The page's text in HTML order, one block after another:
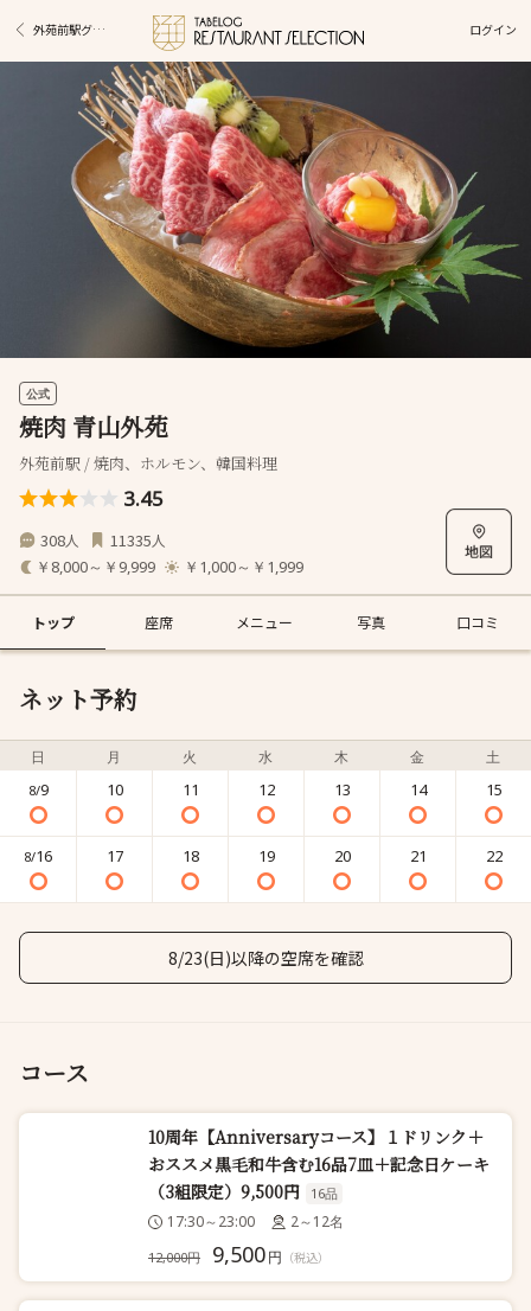
外苑前駅グルメ ログイン
公式
焼肉 青山外苑
外苑前駅 / 焼肉、ホルモン、韓国料理
3.45
308人 11335人
￥8,000～￥9,999 ￥1,000～￥1,999
トップ 座席 メニュー 写真 口コミ
ネット予約
日 月 火 水 木 金 土
8/9 10 11 12 13 14 15
8/16 17 18 19 20 21 22
8/23(日)以降の空席を確認
コース
10周年【Anniversaryコース】１ドリンク＋
おススメ黒毛和牛含む16品7皿＋記念日ケーキ
（3組限定）9,500円
16品
17:30～23:00 2～12名
12,000円 9,500円 （税込）